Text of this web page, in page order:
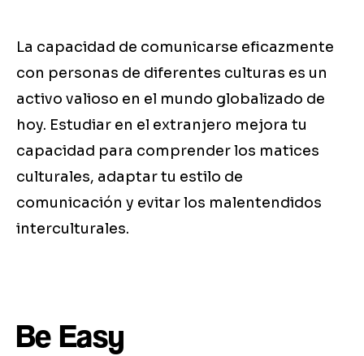
La capacidad de comunicarse eficazmente
con personas de diferentes culturas es un
activo valioso en el mundo globalizado de
hoy. Estudiar en el extranjero mejora tu
capacidad para comprender los matices
culturales, adaptar tu estilo de
comunicación y evitar los malentendidos
interculturales.
Be Easy